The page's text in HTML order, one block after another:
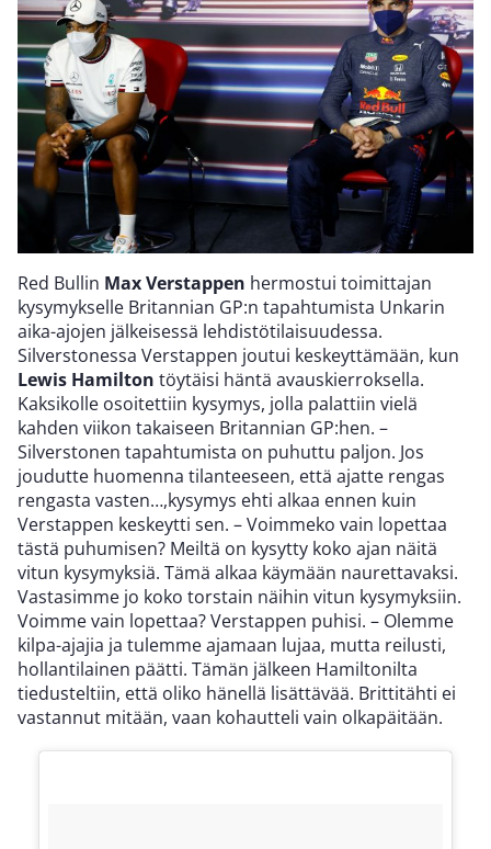
Red Bullin Max Verstappen hermostui toimittajan
kysymykselle Britannian GP:n tapahtumista Unkarin
aika-ajojen jälkeisessä lehdistötilaisuudessa.
Silverstonessa Verstappen joutui keskeyttämään, kun
Lewis Hamilton töytäisi häntä avauskierroksella.
Kaksikolle osoitettiin kysymys, jolla palattiin vielä
kahden viikon takaiseen Britannian GP:hen. –
Silverstonen tapahtumista on puhuttu paljon. Jos
joudutte huomenna tilanteeseen, että ajatte rengas
rengasta vasten…,kysymys ehti alkaa ennen kuin
Verstappen keskeytti sen. – Voimmeko vain lopettaa
tästä puhumisen? Meiltä on kysytty koko ajan näitä
vitun kysymyksiä. Tämä alkaa käymään naurettavaksi.
Vastasimme jo koko torstain näihin vitun kysymyksiin.
Voimme vain lopettaa? Verstappen puhisi. – Olemme
kilpa-ajajia ja tulemme ajamaan lujaa, mutta reilusti,
hollantilainen päätti. Tämän jälkeen Hamiltonilta
tiedusteltiin, että oliko hänellä lisättävää. Brittitähti ei
vastannut mitään, vaan kohautteli vain olkapäitään.